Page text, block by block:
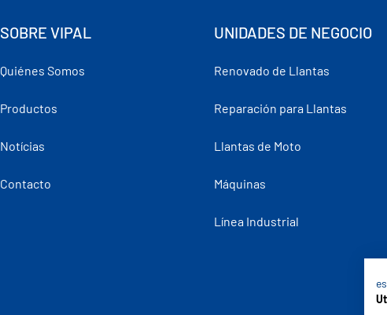
SOBRE VIPAL
Quiénes Somos
Productos
Notícias
Contacto
UNIDADES DE NEGOCIO
Renovado de Llantas
Reparación para Llantas
Llantas de Moto
Máquinas
Línea Industrial